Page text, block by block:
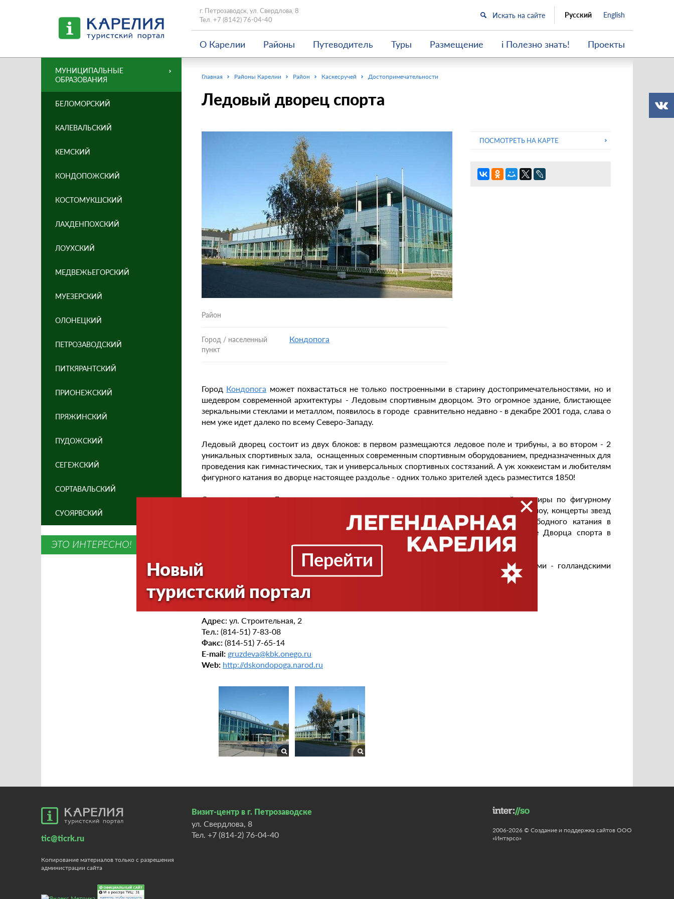
г. Петрозаводск, ул. Свердлова, 8
Тел. +7 (8142) 76-04-40
Русский English
О Карелии Районы Путеводитель Туры Размещение i Полезно знать! Проекты
Главная Районы Карелии Район Каскесручей Достопримечательности
Ледовый дворец спорта
ПОСМОТРЕТЬ НА КАРТЕ
Район
Город / населенный
пункт
Кондопога
Город Кондопога может похвастаться не только построенными в старину достопримечательностями, но и
шедевром современной архитектуры - Ледовым спортивным дворцом. Это огромное здание, блистающее
зеркальными стеклами и металлом, появилось в городе сравнительно недавно - в декабре 2001 года, слава о
нем уже идет далеко по всему Северо-Западу.
Ледовый дворец состоит из двух блоков: в первом размещаются ледовое поле и трибуны, а во втором - 2
уникальных спортивных зала, оснащенных современным спортивным оборудованием, предназначенных для
проведения как гимнастических, так и универсальных спортивных состязаний. А уж хоккеистам и любителям
фигурного катания во дворце настоящее раздолье - одних только зрителей здесь разместится 1850!
Со дня открытия Ледового дворца здесь проводится множество мероприятий: турниры по фигурному
катанию, хоккею, регионального и международного уровня, ледовые представления и шоу, концерты звезд
эстрады. Для любителей катания на коньках во дворце предусмотрены часы свободного катания в
выходные дни и вечером в будни. Расписание работы можно посмотреть на сайте Дворца спорта в
Дополняют Ледовый дворец площадь с комплексом фонтанов-зонтиков и карильонами - голландскими
декоративными колокольчиками, каждый час наигрывающими мелодию.
Директор Дворца спорта - Ираида Леонидовна Груздева.
Адрес: ул. Cтроительная, 2
Тел.: (814-51) 7-83-08
Факс: (814-51) 7-65-14
E-mail: gruzdeva@kbk.onego.ru
Web: http://dskondopoga.narod.ru
МУНИЦИПАЛЬНЫЕ
ОБРАЗОВАНИЯ
БЕЛОМОРСКИЙ
КАЛЕВАЛЬСКИЙ
КЕМСКИЙ
КОНДОПОЖСКИЙ
КОСТОМУКШСКИЙ
ЛАХДЕНПОХСКИЙ
ЛОУХСКИЙ
МЕДВЕЖЬЕГОРСКИЙ
МУЕЗЕРСКИЙ
ОЛОНЕЦКИЙ
ПЕТРОЗАВОДСКИЙ
ПИТКЯРАНТСКИЙ
ПРИОНЕЖСКИЙ
ПРЯЖИНСКИЙ
ПУДОЖСКИЙ
СЕГЕЖСКИЙ
СОРТАВАЛЬСКИЙ
СУОЯРВСКИЙ
ЭТО ИНТЕРЕСНО!
tic@ticrk.ru
Копирование материалов только с разрешения
администрации сайта
Визит-центр в г. Петрозаводске
ул. Свердлова, 8
Тел. +7 (814-2) 76-04-40
2006-2026 © Создание и поддержка сайтов ООО
«Интэрсо»
Новый
туристский портал
Перейти